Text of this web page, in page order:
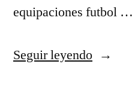
equipaciones futbol …
Seguir leyendo